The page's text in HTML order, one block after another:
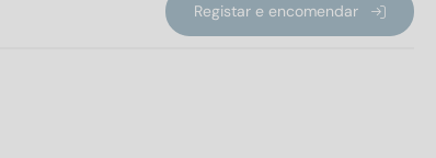
Registar e encomendar